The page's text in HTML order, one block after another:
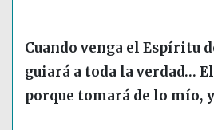
Cuando venga el Espíritu
guiará a toda la verdad…
porque tomará de lo mío,